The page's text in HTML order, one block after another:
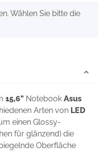
Wählen Sie bitte die
15,6" Notebook Asus
Arten von LED
einen Glossy-
für glänzend) die
Oberfläche